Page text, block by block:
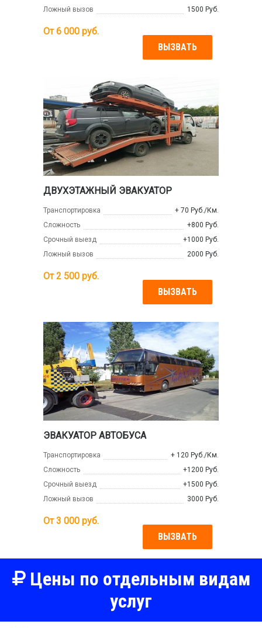
Ложный вызов
1500 Руб.
От6 000 руб.
ВЫЗВАТЬ
ДВУХЭТАЖНЫЙ ЭВАКУАТОР
Транспортировка
+ 70 Руб./Км.
Сложность
+800 Руб.
Срочный выезд
+1000 Руб.
Ложный вызов
2000 Руб.
От2 500 руб.
ВЫЗВАТЬ
ЭВАКУАТОР АВТОБУСА
Транспортировка
+ 120 Руб./Км.
Сложность
+1200 Руб.
Срочный выезд
+1500 Руб.
Ложный вызов
3000 Руб.
От3 000 руб.
ВЫЗВАТЬ
Цены по отдельным видам
услуг